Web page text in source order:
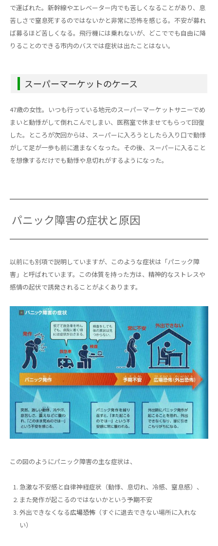
で運ばれた。新幹線やエレベーター内でも苦しくなることがあり、息
苦しさで窒息死するのではないかと非常に恐怖を感じる。不安が募れ
ば募るほど苦しくなる。飛行機には乗れないが、どこででも自由に降
りることのできる市内のバスでは症状は出たことはない。
スーパーマーケットのケース
47歳の女性。いつも行っている地元のスーパーマーケットサニーでめ
まいと動悸がして倒れこんでしまい、医務室で休ませてもらって回復
した。ところが次回からは、スーパーに入ろうとしたら入り口で動悸
がして足が一歩も前に進まなくなった。その後、スーパーに入ること
を想像するだけでも動悸や息切れがするようになった。
パニック障害の症状と原因
以前にも別項で説明していますが、このような症状は「パニック障
害」と呼ばれています。この体質を持った方は、精神的なストレスや
感情の起伏で誘発されることがよくあります。
この図のようにパニック障害の主な症状は、
急激な不安感と自律神経症状（動悸、息切れ、冷感、窒息感）、
また発作が起こるのではないかという予期不安
外出できなくなる広場恐怖（すぐに退去できない場所に入れな
い）